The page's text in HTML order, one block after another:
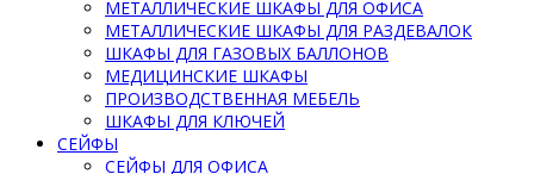
МЕТАЛЛИЧЕСКИЕ ШКАФЫ ДЛЯ ОФИСА
МЕТАЛЛИЧЕСКИЕ ШКАФЫ ДЛЯ РАЗДЕВАЛОК
ШКАФЫ ДЛЯ ГАЗОВЫХ БАЛЛОНОВ
МЕДИЦИНСКИЕ ШКАФЫ
ПРОИЗВОДСТВЕННАЯ МЕБЕЛЬ
ШКАФЫ ДЛЯ КЛЮЧЕЙ
СЕЙФЫ
СЕЙФЫ ДЛЯ ОФИСА